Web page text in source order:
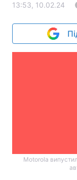
13:53, 10.02.24
Motorola